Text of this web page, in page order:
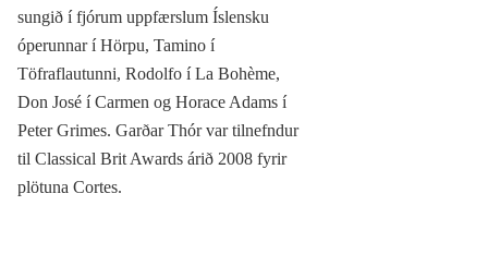
sungið í fjórum uppfærslum Íslensku
óperunnar í Hörpu, Tamino í
Töfraflautunni, Rodolfo í La Bohème,
Don José í Carmen og Horace Adams í
Peter Grimes. Garðar Thór var tilnefndur
til Classical Brit Awards árið 2008 fyrir
plötuna Cortes.